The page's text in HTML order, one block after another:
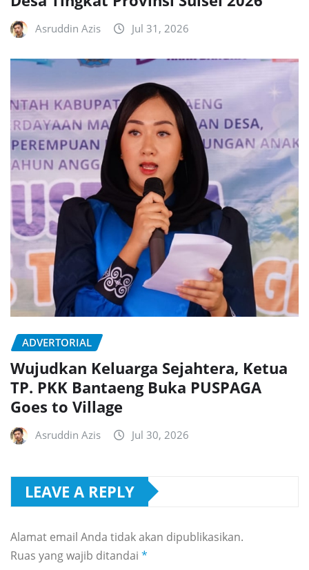
Asruddin Azis Jul 31, 2026
ADVERTORIAL
Wujudkan Keluarga Sejahtera, Ketua
TP. PKK Bantaeng Buka PUSPAGA
Goes to Village
Asruddin Azis Jul 30, 2026
LEAVE A REPLY
Alamat email Anda tidak akan dipublikasikan.
Ruas yang wajib ditandai *